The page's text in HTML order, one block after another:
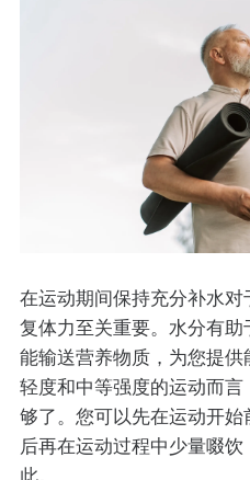
在运动期间保持充分补水
复体力至关重要。水分有
能输送营养物质，为您提
轻度和中等强度的运动而
够了。您可以先在运动开
后再在运动过程中少量啜